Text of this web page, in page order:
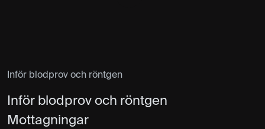
Inför blodprov och röntgen
Inför blodprov och röntgen
Mottagningar